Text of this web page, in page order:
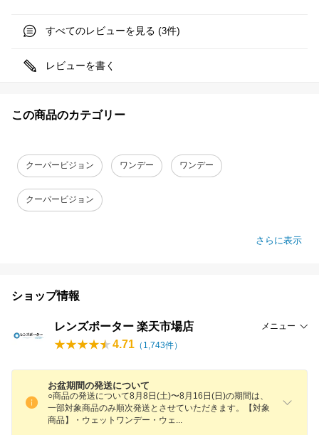
すべてのレビューを見る (3件)
レビューを書く
この商品のカテゴリー
クーパービジョン ワンデー ワンデー
クーパービジョン
さらに表示
ショップ情報
レンズポーター 楽天市場店 メニュー
4.71 （ 1,743件）
お盆期間の発送について
○商品の発送について8月8日(土)〜8月16日(日)の期間は、
一部対象商品のみ順次発送とさせていただきます。【対象
商品】・ウェットワンデー・ウ ェ